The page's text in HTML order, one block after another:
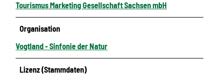
Tourismus Marketing Gesellschaft Sachsen mbH
Organisation
Vogtland - Sinfonie der Natur
Lizenz (Stammdaten)